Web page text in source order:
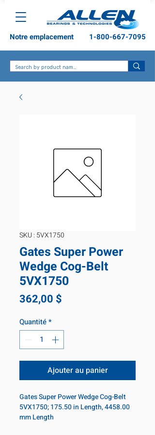
1-800-667-7095
Notre emplacement
SKU : 5VX1750
Gates Super Power
Wedge Cog-Belt
5VX1750
362,00 $
Quantité*
Ajouter au panier
Gates Super Power Wedge Cog-Belt
5VX1750; 175.50 in Length, 4458.00
mm Length